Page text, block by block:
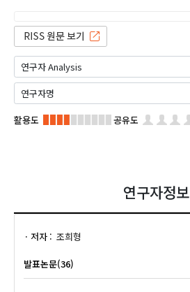
활용도 공유도
연구자정보
저자 조희형
발표논문(36)